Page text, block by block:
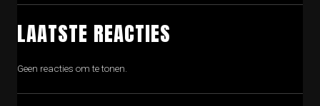
LAATSTE REACTIES
Geen reacties om te tonen.